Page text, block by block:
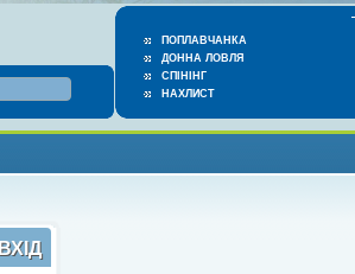
ПОПЛАВЧАНКА
ДОННА ЛОВЛЯ
СПІНІНГ
НАХЛИСТ
ВХІД